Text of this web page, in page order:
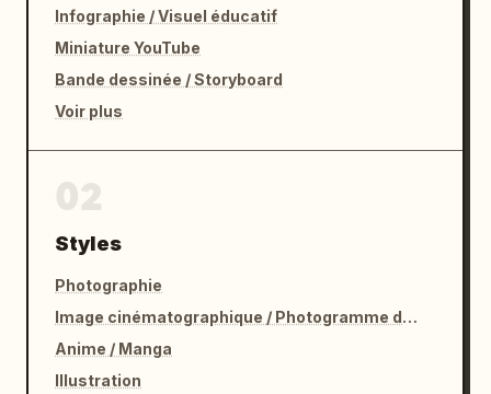
Infographie / Visuel éducatif
Miniature YouTube
Bande dessinée / Storyboard
Voir plus
Styles
Photographie
Image cinématographique / Photogramme de film
Anime / Manga
Illustration